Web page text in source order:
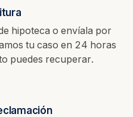
hipoteca o envíala por
tu caso en 24 horas
puedes recuperar.